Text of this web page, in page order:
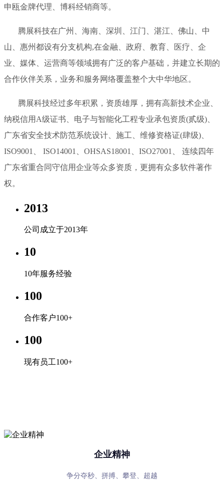
申瓯金牌代理、博科经销商等。
腾展科技在广州、海南、深圳、江门、湛江、佛山、中
山、惠州都设有分支机构,在金融、政府、教育、医疗、企
业、媒体、运营商等领域拥有广泛的客户基础，并建立长期的
合作伙伴关系，业务和服务网络覆盖整个大中华地区。
腾展科技经过多年积累，资质雄厚，拥有高新技术企业、
纳税信用A级证书、电子与智能化工程专业承包资质(贰级)、
广东省安全技术防范系统设计、施工、维修资格证(肆级)、
ISO9001、 ISO14001、OHSAS18001、ISO27001、 连续四年
广东省重合同守信用企业等众多资质，更拥有众多软件著作
权。
2013
公司成立于2013年
10
10年服务经验
100
合作客户100+
100
现有员工100+
企业精神
争分夺秒、拼搏、攀登、超越